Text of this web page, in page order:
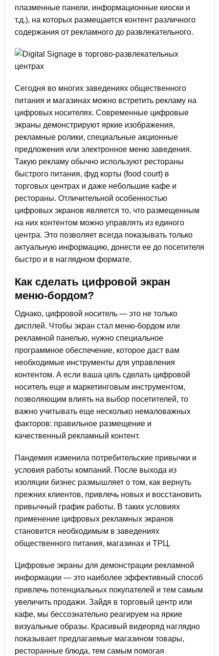
плазменные панели, информационные киоски и
т.д.), на которых размещается контент различного
содержания от рекламного до развлекательного.
Сегодня во многих заведениях общественного
питания и магазинах можно встретить рекламу на
цифровых носителях. Современные цифровые
экраны демонстрируют яркие изображения,
рекламные ролики, специальные акционные
предложения или электронное меню заведения.
Такую рекламу обычно используют рестораны
быстрого питания, фуд корты (food court) в
торговых центрах и даже небольшие кафе и
рестораны. Отличительной особенностью
цифровых экранов является то, что размещенным
на них контентом можно управлять из единого
центра. Это позволяет всегда показывать только
актуальную информацию, донести ее до посетителя
быстро и в наглядном формате.
Как сделать цифровой экран
меню-бордом?
Однако, цифровой носитель — это не только
дисплей. Чтобы экран стал меню-бордом или
рекламной панелью, нужно специальное
программное обеспечение, которое даст вам
необходимые инструменты для управления
контентом. А если ваша цель сделать цифровой
носитель еще и маркетинговым инструментом,
позволяющим влиять на выбор посетителей, то
важно учитывать еще несколько немаловажных
факторов: правильное размещение и
качественный рекламный контент.
Пандемия изменила потребительские привычки и
условия работы компаний. После выхода из
изоляции бизнес размышляет о том, как вернуть
прежних клиентов, привлечь новых и восстановить
привычный график работы. В таких условиях
применение цифровых рекламных экранов
становится необходимым в заведениях
общественного питания, магазинах и ТРЦ.
Цифровые экраны для демонстрации рекламной
информации — это наиболее эффективный способ
привлечь потенциальных покупателей и тем самым
увеличить продажи. Зайдя в торговый центр или
кафе, мы бессознательно реагируем на яркие
визуальные образы. Красивый видеоряд наглядно
показывает предлагаемые магазином товары,
ресторанные блюда, тем самым помогая